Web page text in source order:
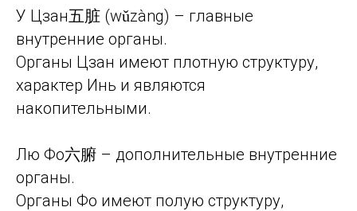
У Цзан五脏 (wǔzàng) – главные
внутренние органы.
Органы Цзан имеют плотную структуру,
характер Инь и являются
накопительными.
Лю Фо六腑 – дополнительные внутренние
органы.
Органы Фо имеют полую структуру,